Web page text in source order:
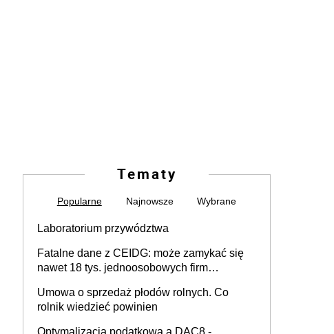
Tematy
Popularne Najnowsze Wybrane
Laboratorium przywództwa
Fatalne dane z CEIDG: może zamykać się
nawet 18 tys. jednoosobowych firm
Umowa o sprzedaż płodów rolnych. Co
rolnik wiedzieć powinien
Optymalizacja podatkowa a DAC8 -